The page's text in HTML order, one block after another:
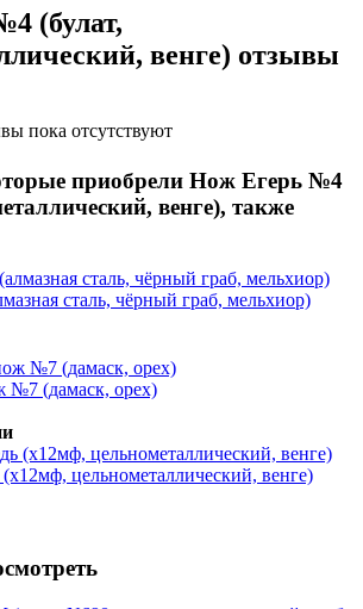
(булат,
венге) отзывы
пока отсутствуют
приобрели Нож Егерь №4
венге), также
сталь, чёрный граб, мельхиор)
№7 (дамаск, орех)
цельнометаллический, венге)